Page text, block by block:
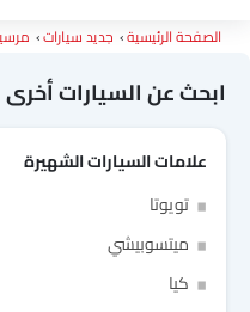
وكلاء مرسيدس بنز في الرياض‎
الصفحة الرئيسية جديد سيارات
ابحث عن السيارات أخرى
علامات السيارات الشهيرة
تويوتا
ميتسوبيشي
كيا
Account